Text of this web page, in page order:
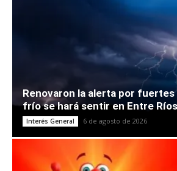
Renovaron la alerta por
frío se hará sentir en Entre Ríos
Interés General 6 de agosto de 2026